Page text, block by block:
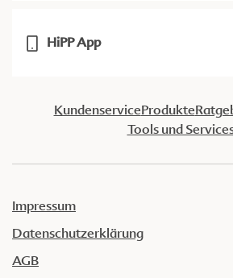
HiPP App
KundenserviceProdukte
Tools und
Impressum
Datenschutzerklärung
AGB